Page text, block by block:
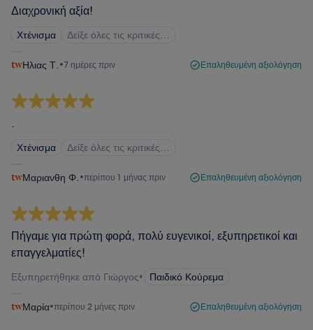
Διαχρονική αξία!
Χτένισμα Δείξε όλες τις κριτικές…
Ηλιας Τ. •7 ημέρες πριν Επαληθευμένη αξιολόγηση
.
Χτένισμα Δείξε όλες τις κριτικές…
Μαριανθη Φ. •περίπου 1 μήνας πριν Επαληθευμένη αξιολόγηση
Πήγαμε για πρώτη φορά, πολύ ευγενικοί, εξυπηρετικοί και
επαγγελματίες!
Εξυπηρετήθηκε από Γιώργος• Παιδικό Κούρεμα
Μαρία•περίπου 2 μήνες πριν Επαληθευμένη αξιολόγηση